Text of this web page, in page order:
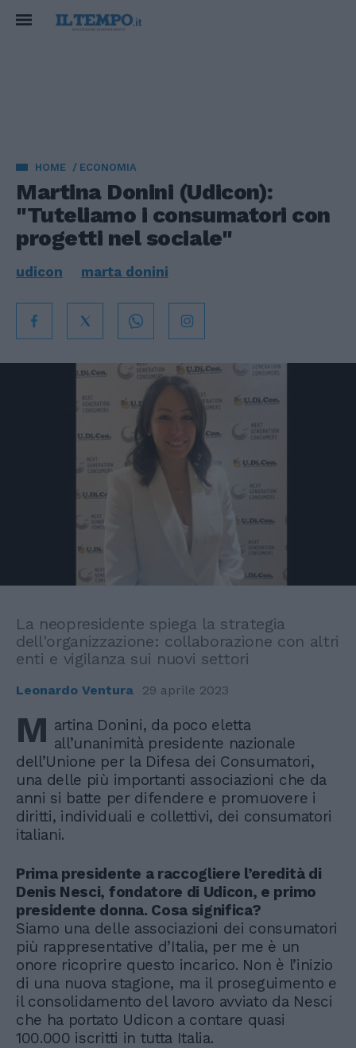
HOME ECONOMIA
Martina Donini (Udicon):
"Tuteliamo i consumatori con
progetti nel sociale"
udicon marta donini
La neopresidente spiega la strategia
dell'organizzazione: collaborazione con altri
enti e vigilanza sui nuovi settori
Leonardo Ventura 29 aprile 2023
M artina Donini, da poco eletta
all’unanimità presidente nazionale
dell’Unione per la Difesa dei Consumatori,
una delle più importanti associazioni che da
anni si batte per difendere e promuovere i
diritti, individuali e collettivi, dei consumatori
italiani.
Prima presidente a raccogliere l’eredità di
Denis Nesci, fondatore di Udicon, e primo
presidente donna. Cosa significa?
Siamo una delle associazioni dei consumatori
più rappresentative d’Italia, per me è un
onore ricoprire questo incarico. Non è l’inizio
di una nuova stagione, ma il proseguimento e
il consolidamento del lavoro avviato da Nesci
che ha portato Udicon a contare quasi
100.000 iscritti in tutta Italia.